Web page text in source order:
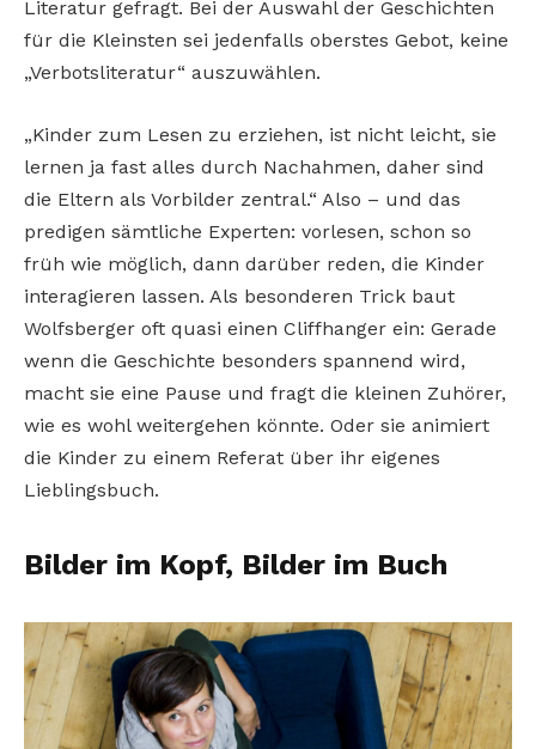
Literatur gefragt. Bei der Auswahl der Geschichten
für die Kleinsten sei jedenfalls oberstes Gebot, keine
„Verbotsliteratur“ auszuwählen.
„Kinder zum Lesen zu erziehen, ist nicht leicht, sie
lernen ja fast alles durch Nachahmen, daher sind
die Eltern als Vorbilder zentral.“ Also – und das
predigen sämtliche Experten: vorlesen, schon so
früh wie möglich, dann darüber reden, die Kinder
interagieren lassen. Als besonderen Trick baut
Wolfsberger oft quasi einen Cliffhanger ein: Gerade
wenn die Geschichte besonders spannend wird,
macht sie eine Pause und fragt die kleinen Zuhörer,
wie es wohl weitergehen könnte. Oder sie animiert
die Kinder zu einem Referat über ihr eigenes
Lieblingsbuch.
Bilder im Kopf, Bilder im Buch